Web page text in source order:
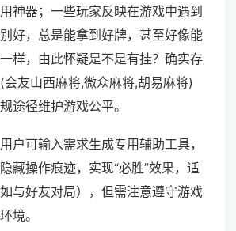
神器；一些玩家反映在游戏中遇到
好，总是能拿到好牌，甚至好像能
样，由此怀疑是不是有挂？确实存
友山西麻将,微众麻将,胡易麻将)
途径维护游戏公平。
户可输入需求生成专用辅助工具，
藏操作痕迹，实现“必胜”效果，适
与好友对局），但需注意遵守游戏
境。